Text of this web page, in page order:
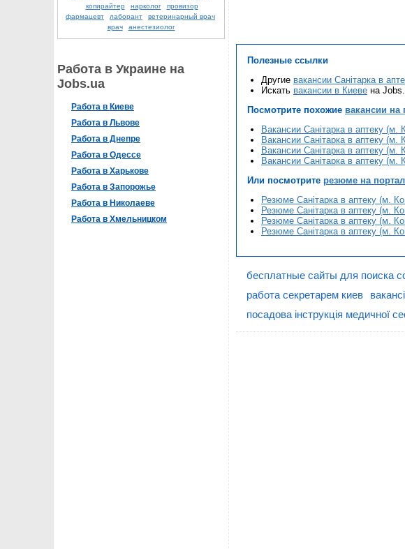
копирайтер
нарколог
провизор
фармацевт
лаборант
ветеринарный врач
врач
анестезиолог
Работа в Украине на
Jobs.ua
Работа в Киеве
Работа в Львове
Работа в Днепре
Работа в Одессе
Работа в Харькове
Работа в Запорожье
Работа в Николаеве
Работа в Хмельницком
Полезные ссылки
Другие вакансии Санітарка в
Искать вакансии в Киеве на
Посмотрите похожие вакансии на
Вакансии Санітарка в аптеку
Вакансии Санітарка в аптеку
Вакансии Санітарка в аптеку
Вакансии Санітарка в аптеку
Или посмотрите резюме на
Резюме Санітарка в аптеку (м.
Резюме Санітарка в аптеку (м.
Резюме Санітарка в аптеку (м.
Резюме Санітарка в аптеку (м.
бесплатные сайты для поиска
работа секретарем киев
посадова інструкція медичної